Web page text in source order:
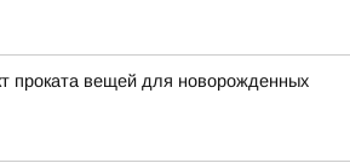
проката вещей для новорожденных